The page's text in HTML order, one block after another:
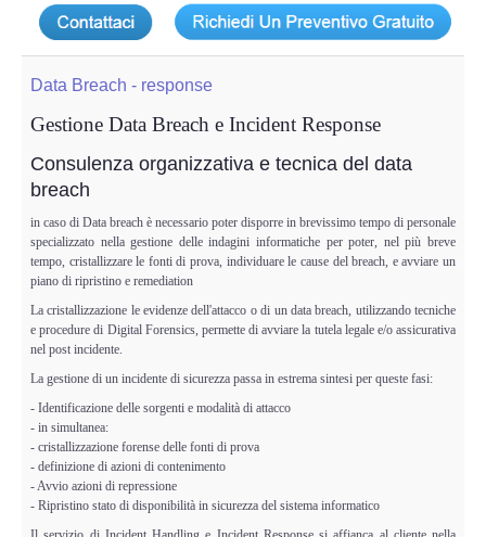
Resp. Amministrativa dlsg 231
Tutela Copyright e Marchi
Auditing Aziendale
Programma Azienda Sicura
Assistenza Legale
INFO
Data Breach - response
Gestione Data Breach e Incident Response
Consulenza organizzativa e tecnica del data
breach
in caso di Data breach è necessario poter disporre in brevissimo tempo di personale
specializzato nella gestione delle indagini informatiche per poter, nel più breve
tempo, cristallizzare le fonti di prova, individuare le cause del breach, e avviare un
piano di ripristino e remediation
La cristallizzazione le evidenze dell'attacco o di un data breach, utilizzando tecniche
e procedure di Digital Forensics, permette di avviare la tutela legale e/o assicurativa
nel post incidente.
La gestione di un incidente di sicurezza passa in estrema sintesi per queste fasi:
- Identificazione delle sorgenti e modalità di attacco
- in simultanea:
- cristallizzazione forense delle fonti di prova
- definizione di azioni di contenimento
- Avvio azioni di repressione
- Ripristino stato di disponibilità in sicurezza del sistema informatico